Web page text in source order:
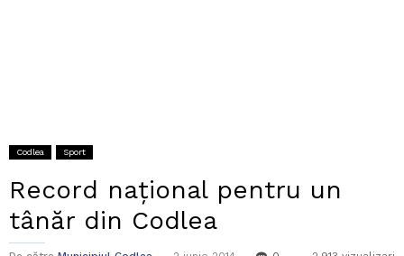
Codlea Sport
Record național pentru un
tânăr din Codlea